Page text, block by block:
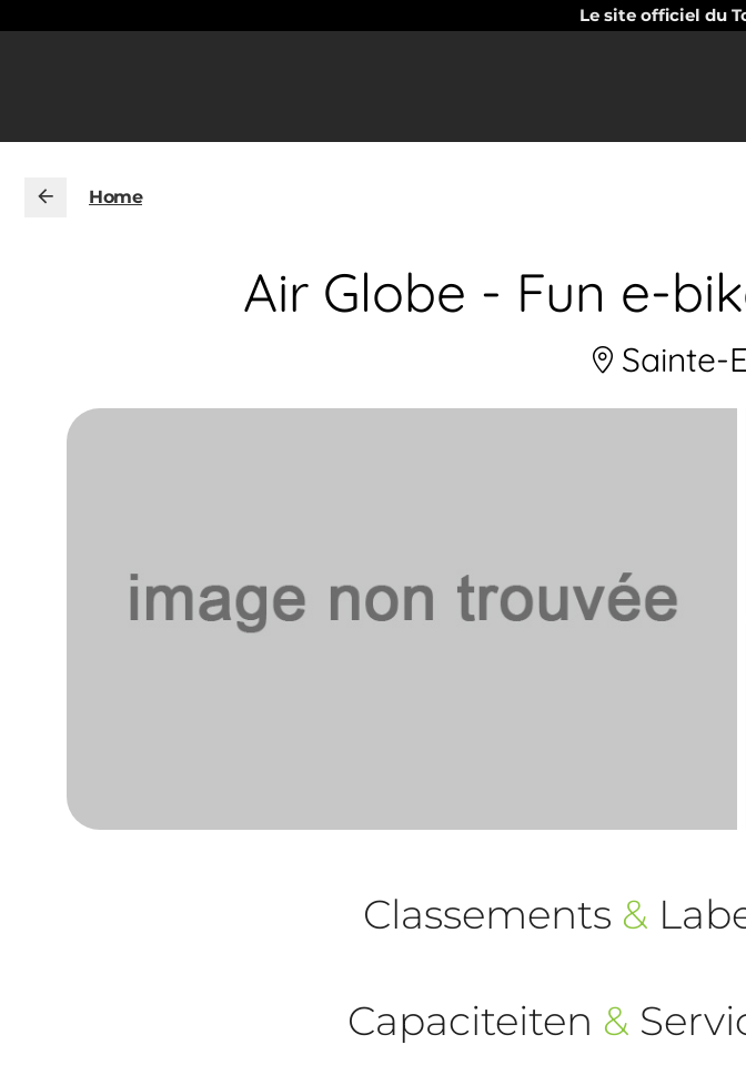
Le site officiel du
Home
Air Globe - Fun e-
Sainte-
Classements &
Capaciteiten &